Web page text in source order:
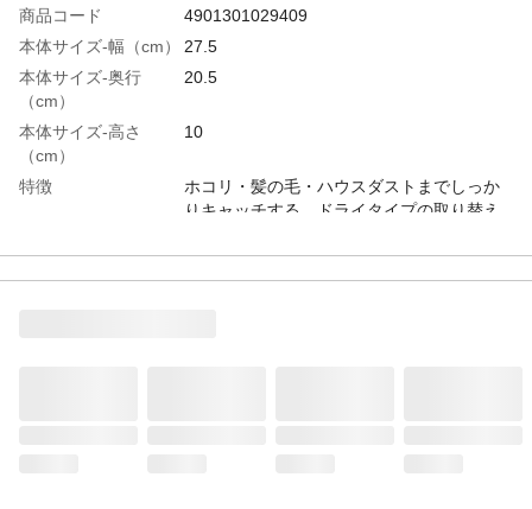
商品コード
4901301029409
本体サイズ-幅（cm）
27.5
本体サイズ-奥行
（cm）
20.5
本体サイズ-高さ
（cm）
10
特徴
ホコリ・髪の毛・ハウスダストまでしっか
りキャッチする、ドライタイプの取り替え